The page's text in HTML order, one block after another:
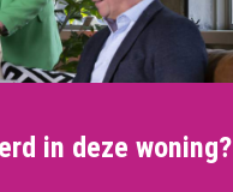
in deze woning?